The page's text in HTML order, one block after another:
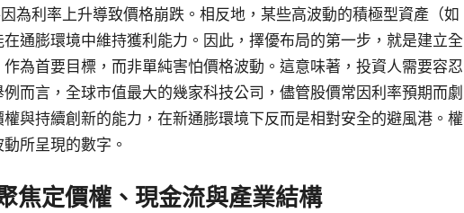
利率上升導致價格崩跌。相反地，某些高波動的積極型資產（如
通膨環境中維持獲利能力。因此，擇優布局的第一步，就是建立全
為首要目標，而非單純害怕價格波動。這意味著，投資人需要容忍
而言，全球市值最大的幾家科技公司，儘管股價常因利率預期而劇
與持續創新的能力，在新通膨環境下反而是相對安全的避風港。權
所呈現的數字。
焦定價權、現金流與產業結構